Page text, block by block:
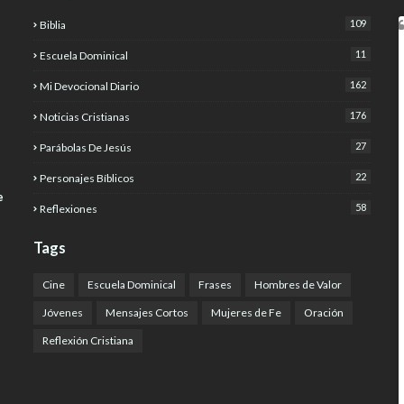
Biblia 109
Escuela Dominical 11
Mi Devocional Diario 162
Noticias Cristianas 176
Parábolas De Jesús 27
Personajes Bíblicos 22
Reflexiones 58
Tags
Cine Escuela Dominical Frases Hombres de Valor
Jóvenes Mensajes Cortos Mujeres de Fe Oración
Reflexión Cristiana